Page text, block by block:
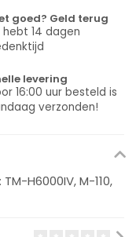
goed? Geld terug
hebt 14 dagen
levering
16:00 uur besteld is
verzonden!
H6000IV, M-110,